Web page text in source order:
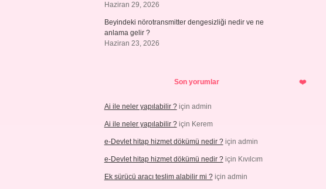
Haziran 29, 2026
Beyindeki nörotransmitter dengesizliği nedir ve ne
anlama gelir ?
Haziran 23, 2026
Son yorumlar
Ai ile neler yapılabilir ?için admin
Ai ile neler yapılabilir ?için Kerem
e-Devlet hitap hizmet dökümü nedir ?için admin
e-Devlet hitap hizmet dökümü nedir ?için Kıvılcım
Ek sürücü aracı teslim alabilir mi ?için admin